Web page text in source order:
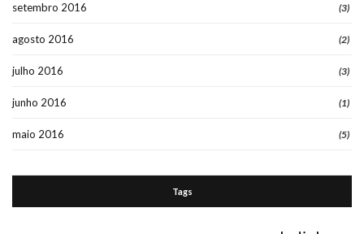
setembro 2016 (3)
agosto 2016 (2)
julho 2016 (3)
junho 2016 (1)
maio 2016 (5)
Tags